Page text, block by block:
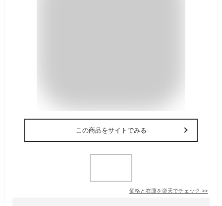
この商品をサイトでみる
価格と在庫を楽天でチェック >>